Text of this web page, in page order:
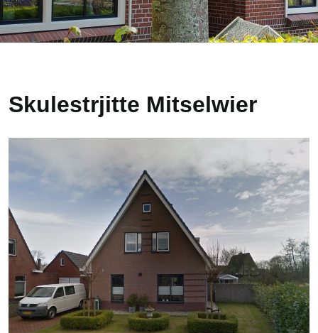
Skulestrjitte Mitselwier